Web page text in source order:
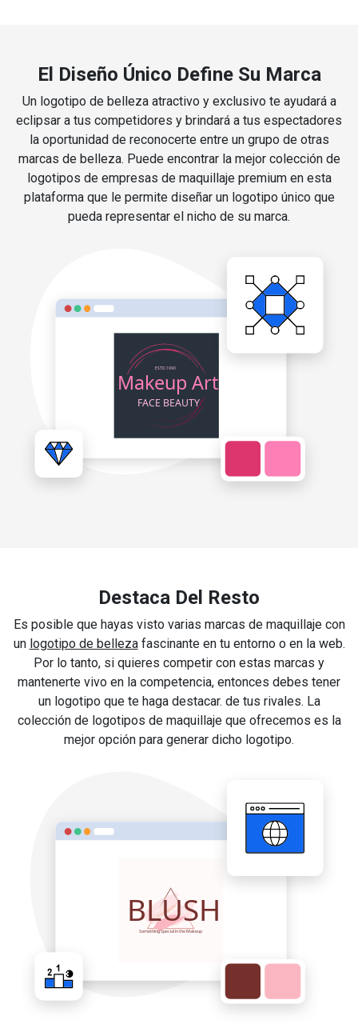
El Diseño Único Define Su Marca
Un logotipo de belleza atractivo y exclusivo te ayudará a
eclipsar a tus competidores y brindará a tus espectadores
la oportunidad de reconocerte entre un grupo de otras
marcas de belleza. Puede encontrar la mejor colección de
logotipos de empresas de maquillaje premium en esta
plataforma que le permite diseñar un logotipo único que
pueda representar el nicho de su marca.
Destaca Del Resto
Es posible que hayas visto varias marcas de maquillaje con
un logotipo de bellezafascinante en tu entorno o en la web.
Por lo tanto, si quieres competir con estas marcas y
mantenerte vivo en la competencia, entonces debes tener
un logotipo que te haga destacar. de tus rivales. La
colección de logotipos de maquillaje que ofrecemos es la
mejor opción para generar dicho logotipo.